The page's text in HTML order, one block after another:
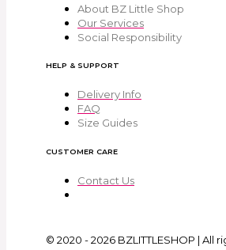
About BZ Little Shop
Our Services
Social Responsibility
HELP & SUPPORT
Delivery Info
FAQ
Size Guides
CUSTOMER CARE
Contact Us
© 2020 - 2026 BZLITTLESHOP | All